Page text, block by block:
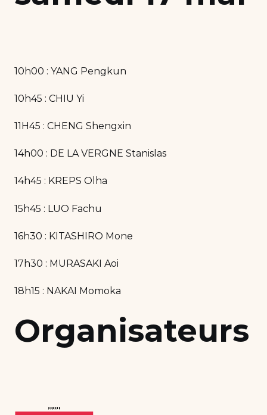
10h00 : YANG Pengkun
10h45 : CHIU Yi
11H45 : CHENG Shengxin
14h00 : DE LA VERGNE Stanislas
14h45 : KREPS Olha
15h45 : LUO Fachu
16h30 : KITASHIRO Mone
17h30 : MURASAKI Aoi
18h15 : NAKAI Momoka
Organisateurs